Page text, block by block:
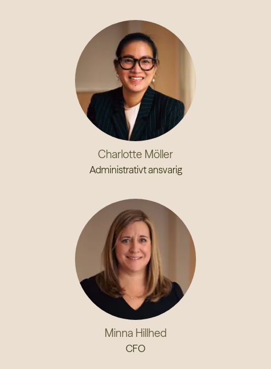
Charlotte Möller
Administrativt ansvarig
Minna Hillhed
CFO